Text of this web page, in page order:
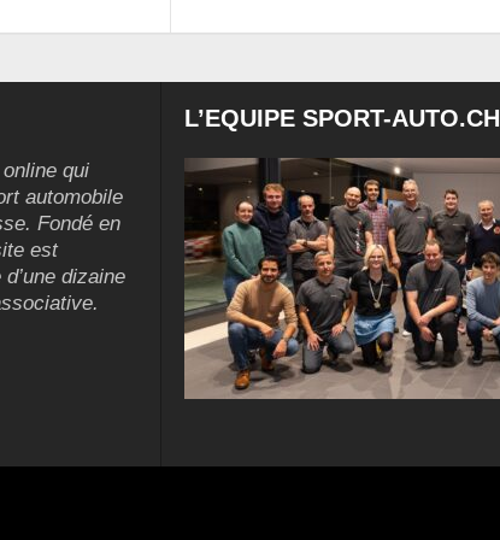
qui
automobile
Fondé en
est
dizaine
L’EQUIPE SPORT-AUTO.CH